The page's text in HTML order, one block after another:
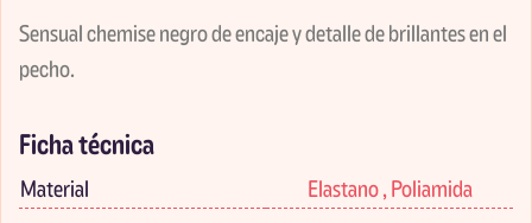
Sensual chemise negro de encaje y detalle de brillantes en el
pecho.
Ficha técnica
Material Elastano , Poliamida